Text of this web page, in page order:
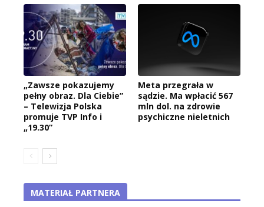
„Zawsze pokazujemy
pełny obraz. Dla Ciebie”
– Telewizja Polska
promuje TVP Info i
„19.30”
Meta przegrała w
sądzie. Ma wpłacić 567
mln dol. na zdrowie
psychiczne nieletnich
MATERIAŁ PARTNERA